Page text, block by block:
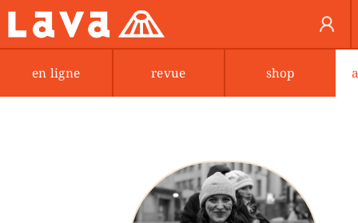
en ligne revue shop